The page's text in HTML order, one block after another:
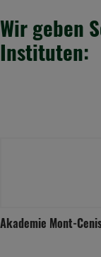
Wir geben
Instituten:
Akademie Mont-